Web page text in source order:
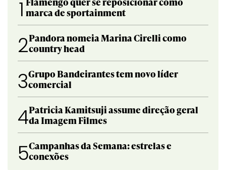
1 marca de sportainment
2Pandora nomeia Marina Cirelli como
country head
3Grupo Bandeirantes tem novo líder
comercial
4Patricia Kamitsuji assume direção geral
da Imagem Filmes
5Campanhas da Semana: estrelas e
conexões